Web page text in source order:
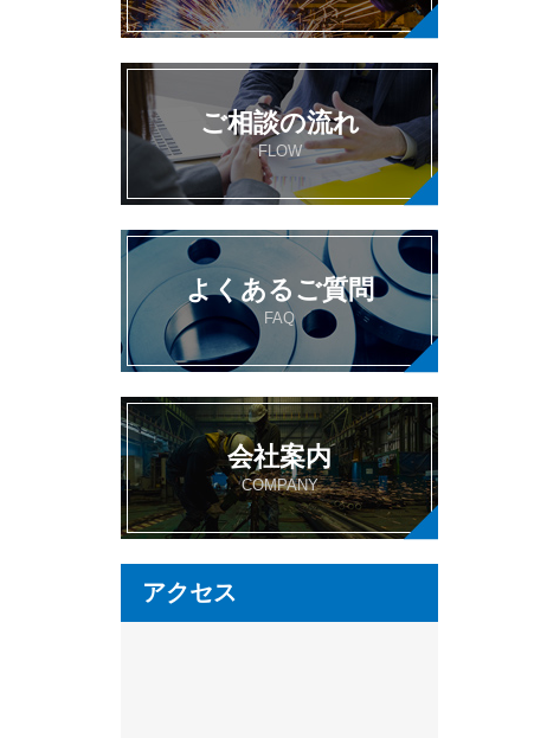
ご相談の流れ
FLOW
よくあるご質問
FAQ
会社案内
COMPANY
アクセス